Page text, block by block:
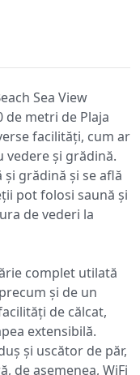
Sea View
de metri de Plaja
facilități, cum ar
vedere și grădină.
grădină și se află
pot folosi saună și
de vederi la
complet utilată
și de un
de călcat,
extensibilă.
și uscător de păr,
de asemenea, WiFi